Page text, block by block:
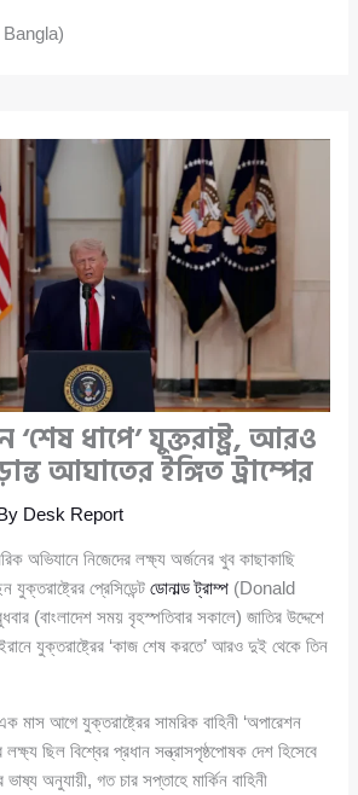
ধাপে’ যুক্তরাষ্ট্র, আরও
আঘাতের ইঙ্গিত ট্রাম্পের
Desk Report
অভিযানে নিজেদের লক্ষ্য অর্জনের খুব কাছাকাছি
যুক্তরাষ্ট্রের প্রেসিডেন্টডোনাল্ড ট্রাম্প (Donald
(বাংলাদেশ সময় বৃহস্পতিবার সকালে) জাতির উদ্দেশে
যুক্তরাষ্ট্রের ‘কাজ শেষ করতে’ আরও দুই থেকে তিন
মাস আগে যুক্তরাষ্ট্রের সামরিক বাহিনী ‘অপারেশন
ছিল বিশ্বের প্রধান সন্ত্রাসপৃষ্ঠপোষক দেশ হিসেবে
অনুযায়ী, গত চার সপ্তাহে মার্কিন বাহিনী